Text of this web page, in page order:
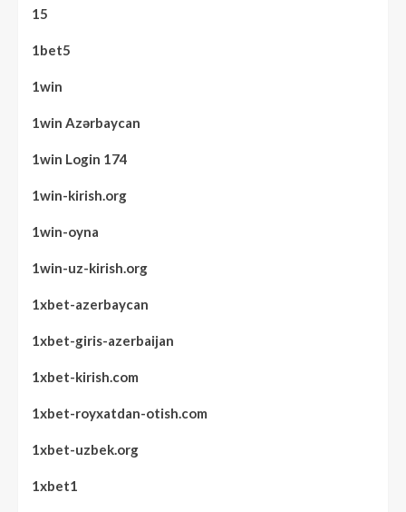
15
1bet5
1win
1win Azərbaycan
1win Login 174
1win-kirish.org
1win-oyna
1win-uz-kirish.org
1xbet-azerbaycan
1xbet-giris-azerbaijan
1xbet-kirish.com
1xbet-royxatdan-otish.com
1xbet-uzbek.org
1xbet1